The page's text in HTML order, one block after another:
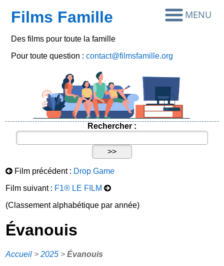
Films Famille
Des films pour toute la famille
Pour toute question :contact@filmsfamille.org
Rechercher :
Film précédent : Drop Game
Film suivant : F1® LE FILM
(Classement alphabétique par année)
Évanouis
Accueil >2025 >Évanouis